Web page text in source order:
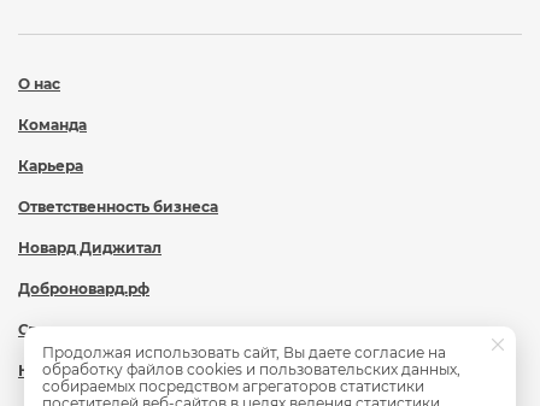
О нас
Команда
Карьера
Ответственность бизнеса
Новард Диджитал
Доброновард.рф
Статьи
Новости
Продолжая использовать сайт, Вы даете согласие на
обработку файлов cookies и пользовательских данных,
собираемых посредством агрегаторов статистики